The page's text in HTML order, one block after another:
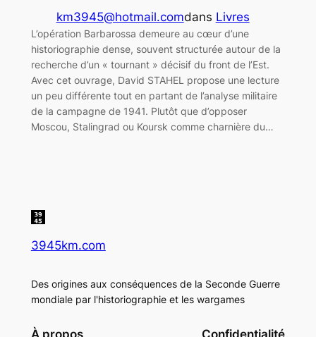
km3945@hotmail.comdans Livres
L’opération Barbarossa demeure au cœur d’une
historiographie dense, souvent structurée autour de la
recherche d’un « tournant » décisif du front de l’Est.
Avec cet ouvrage, David STAHEL propose une lecture
un peu différente tout en partant de l’analyse militaire
de la campagne de 1941. Plutôt que d’opposer
Moscou, Stalingrad ou Koursk comme charnière du…
3945km.com
Des origines aux conséquences de la Seconde Guerre
mondiale par l'historiographie et les wargames